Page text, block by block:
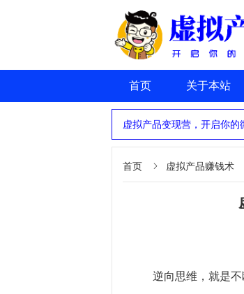
首页 关于本站
虚拟产品变现营，开启你的
首页  虚拟产品赚钱术
逆向思维，就是